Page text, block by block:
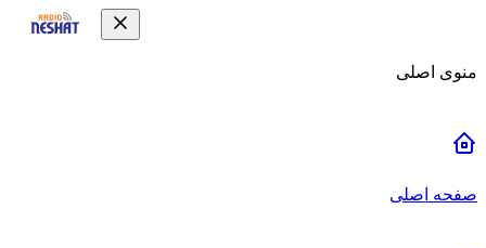
منوی اصلی
صفحه اصلی